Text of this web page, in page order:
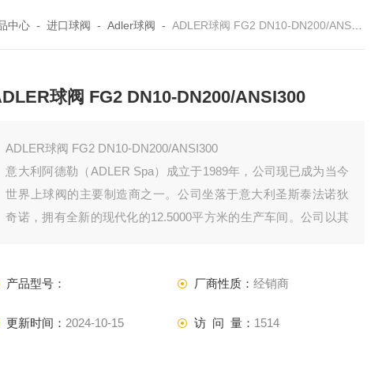
中心 -进口球阀 -Adler球阀 -ADLER球阀 FG2 DN10-DN200/ANSI300
球阀 FG2 DN10-DN200/ANSI300
ADLER球阀 FG2 DN10-DN200/ANSI300
意大利阿德勒（ADLER Spa）成立于1989年，公司现已成为当今
世界上球阀的主要制造商之一。公司坐落于意大利圣斯泰法诺狄
奇诺，拥有全新的现代化的12.5000平方米的生产车间。公司以其
产品型号：
厂商性质： 经销商
更新时间： 2024-10-15 访 问 量： 1514